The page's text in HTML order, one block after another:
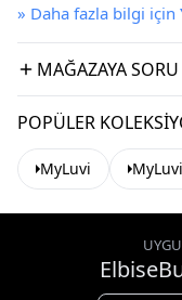
» Daha fazla bilgi için
MAĞAZAYA
POPÜLER
MyLuvi